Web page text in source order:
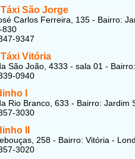
Táxi São Jorge
Carlos Ferreira, 135 - Bairro:
830
9347
Vitória
São João, 4333 - sala 01 -
0940
I
Rio Branco, 633 - Bairro: Jardim
3030
II
258 - Bairro: Vitória -
3020